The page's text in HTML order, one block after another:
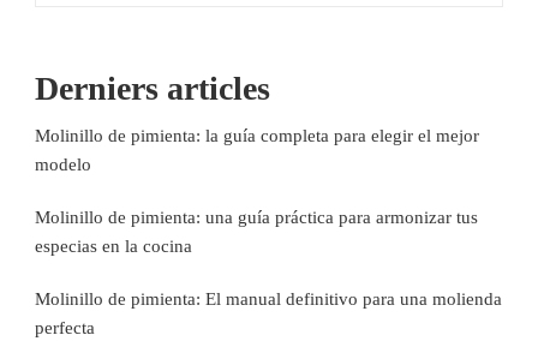
Derniers articles
Molinillo de pimienta: la guía completa para elegir el mejor
modelo
Molinillo de pimienta: una guía práctica para armonizar tus
especias en la cocina
Molinillo de pimienta: El manual definitivo para una molienda
perfecta